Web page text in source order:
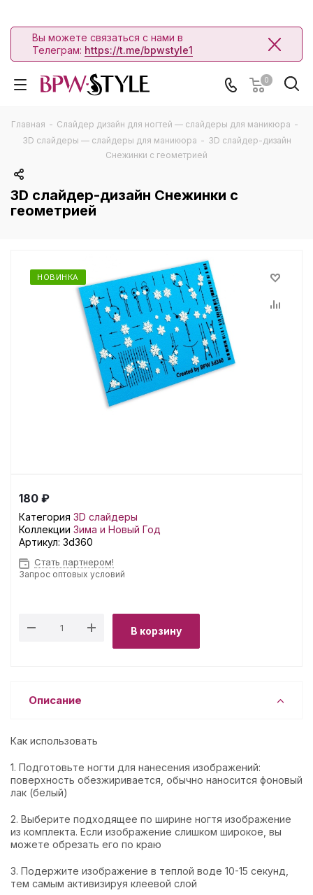
Вы можете связаться с нами в
Телеграм: https://t.me/bpwstyle1
0
Главная - Слайдер дизайн для ногтей — слайдеры для маникюра -
3D слайдеры — слайдеры для маникюра - 3D слайдер-дизайн
Снежинки с геометрией
3D слайдер-дизайн Снежинки с
геометрией
НОВИНКА
180 ₽
Категория 3D слайдеры
Коллекции Зима и Новый Год
Артикул: 3d360
Стать партнером!
Запрос оптовых условий
В корзину
Описание
Как использовать
1. Подготовьте ногти для нанесения изображений:
поверхность обезжиривается, обычно наносится фоновый
лак (белый)
2. Выберите подходящее по ширине ногтя изображение
из комплекта. Если изображение слишком широкое, вы
можете обрезать его по краю
3. Подержите изображение в теплой воде 10-15 секунд,
тем самым активизируя клеевой слой